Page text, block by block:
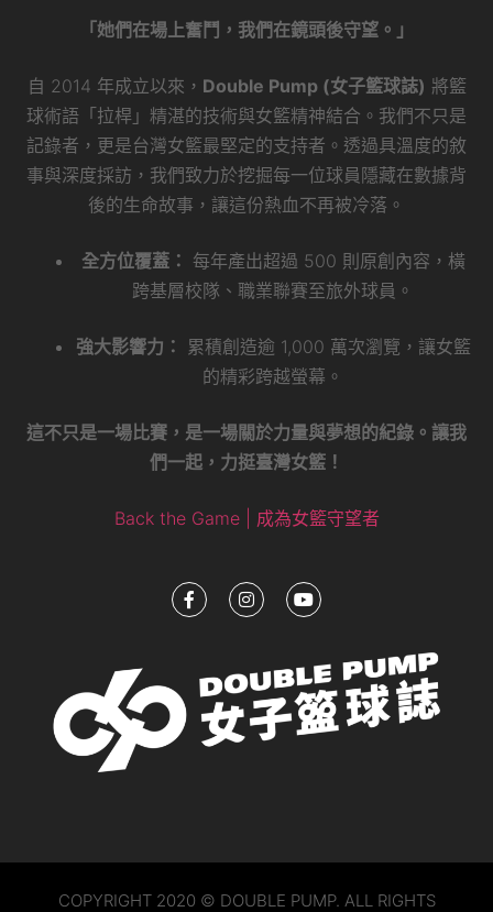
「她們在場上奮鬥，我們在鏡頭後守望。」
自 2014 年成立以來， Double Pump (女子籃球誌) 將籃
球術語「拉桿」精湛的技術與女籃精神結合。我們不只是
記錄者，更是台灣女籃最堅定的支持者。透過具溫度的敘
事與深度採訪，我們致力於挖掘每一位球員隱藏在數據背
後的生命故事，讓這份熱血不再被冷落。
全方位覆蓋： 每年產出超過 500 則原創內容，橫
跨基層校隊、職業聯賽至旅外球員。
強大影響力：
累積創造逾 1,000 萬次瀏覽，讓女籃
的精彩跨越螢幕。
這不只是一場比賽，是一場關於力量與夢想的紀錄。讓我
們一起，力挺臺灣女籃！
Back the Game | 成為女籃守望者
COPYRIGHT 2020 © DOUBLE PUMP. ALL RIGHTS